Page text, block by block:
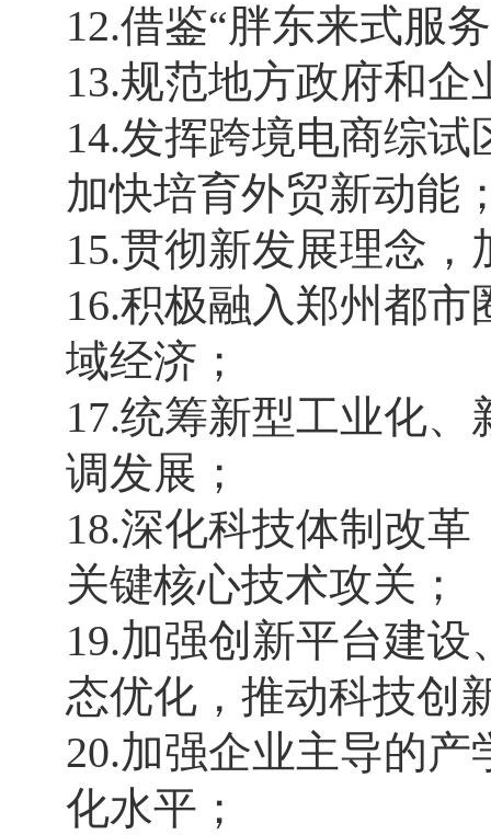
12.借鉴“胖东来式服
13.规范地方政府和
14.发挥跨境电商综
加快培育外贸新动能
15.贯彻新发展理念
16.积极融入郑州都
域经济；
17.统筹新型工业化
调发展；
18.深化科技体制改
关键核心技术攻关；
19.加强创新平台建
态优化，推动科技创
20.加强企业主导的
化水平；